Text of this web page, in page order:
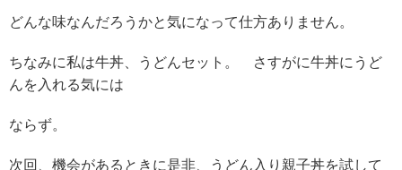
どんな味なんだろうかと気になって仕方ありません。
ちなみに私は牛丼、うどんセット。 さすがに牛丼にうど
んを入れる気には
ならず。
次回、機会があるときに是非、うどん入り親子丼を試して